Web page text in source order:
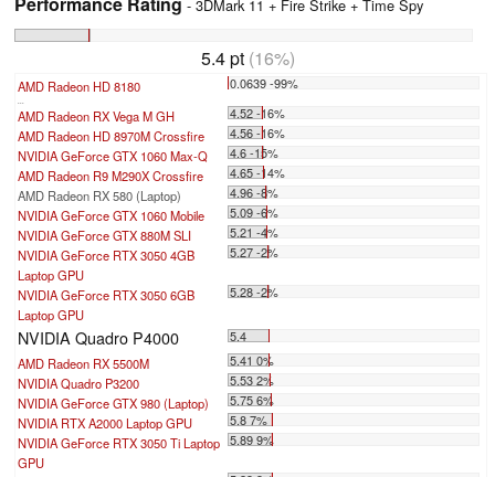
- 3DMark 11 + Fire Strike + Time Spy
5.4 pt(16%)
AMD Radeon HD 8180 0.0639 -99%
AMD Radeon RX Vega M GH
4.52 -16%
AMD Radeon HD 8970M Crossfire
4.56 -16%
NVIDIA GeForce GTX 1060 Max-Q
4.6 -15%
AMD Radeon R9 M290X Crossfire
4.65 -14%
AMD Radeon RX 580 (Laptop)
4.96 -8%
NVIDIA GeForce GTX 1060 Mobile
5.09 -6%
NVIDIA GeForce GTX 880M SLI
5.21 -4%
NVIDIA GeForce RTX 3050 4GB
Laptop GPU
5.27 -2%
NVIDIA GeForce RTX 3050 6GB
Laptop GPU
5.28 -2%
NVIDIA Quadro P4000
5.4
AMD Radeon RX 5500M
5.41 0%
NVIDIA Quadro P3200
5.53 2%
NVIDIA GeForce GTX 980 (Laptop)
5.75 6%
NVIDIA RTX A2000 Laptop GPU
5.8 7%
NVIDIA GeForce RTX 3050 Ti Laptop
GPU
5.89 9%